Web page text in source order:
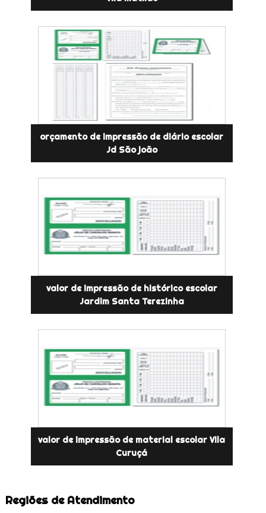
orçamento de impressão de diário escolar
Jd São joão
valor de impressão de histórico escolar
Jardim Santa Terezinha
valor de impressão de material escolar Vila
Curuçá
Regiões de Atendimento